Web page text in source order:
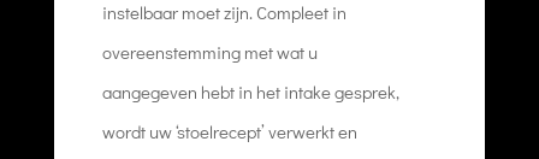
instelbaar moet zijn. Compleet in
overeenstemming met wat u
aangegeven hebt in het intake gesprek,
wordt uw ‘stoelrecept’ verwerkt en